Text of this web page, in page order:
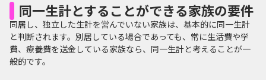
同一生計とすることができる家族の要件
同居し、独立した生計を営んでいない家族は、基本的に同一生計
と判断されます。別居している場合であっても、常に生活費や学
費、療養費を送金している家族なら、同一生計と考えることが一
般的です。